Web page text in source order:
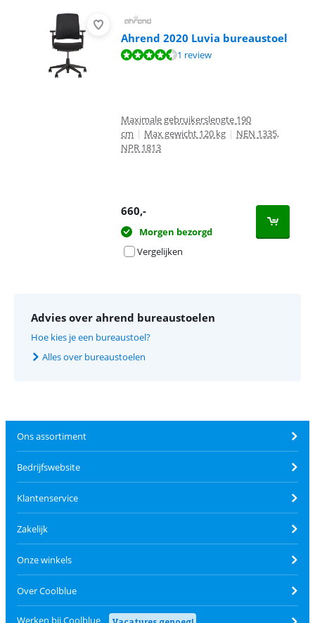
Ahrend 2020 Luvia bureaustoel
Beoordeling is 9,2 van de 10, gebaseerd op 1 review.
1 review
Maximale gebruikerslengte 190
cm | Max gewicht 120 kg | NEN 1335,
NPR 1813
660,-
Morgen bezorgd
Vergelijken
Advies over ahrend bureaustoelen
Hoe kies je een bureaustoel?
Alles over bureaustoelen
Ons assortiment
Bedrijfswebsite
Klantenservice
Zakelijk
Onze winkels
Over Coolblue
Werken bij Coolblue